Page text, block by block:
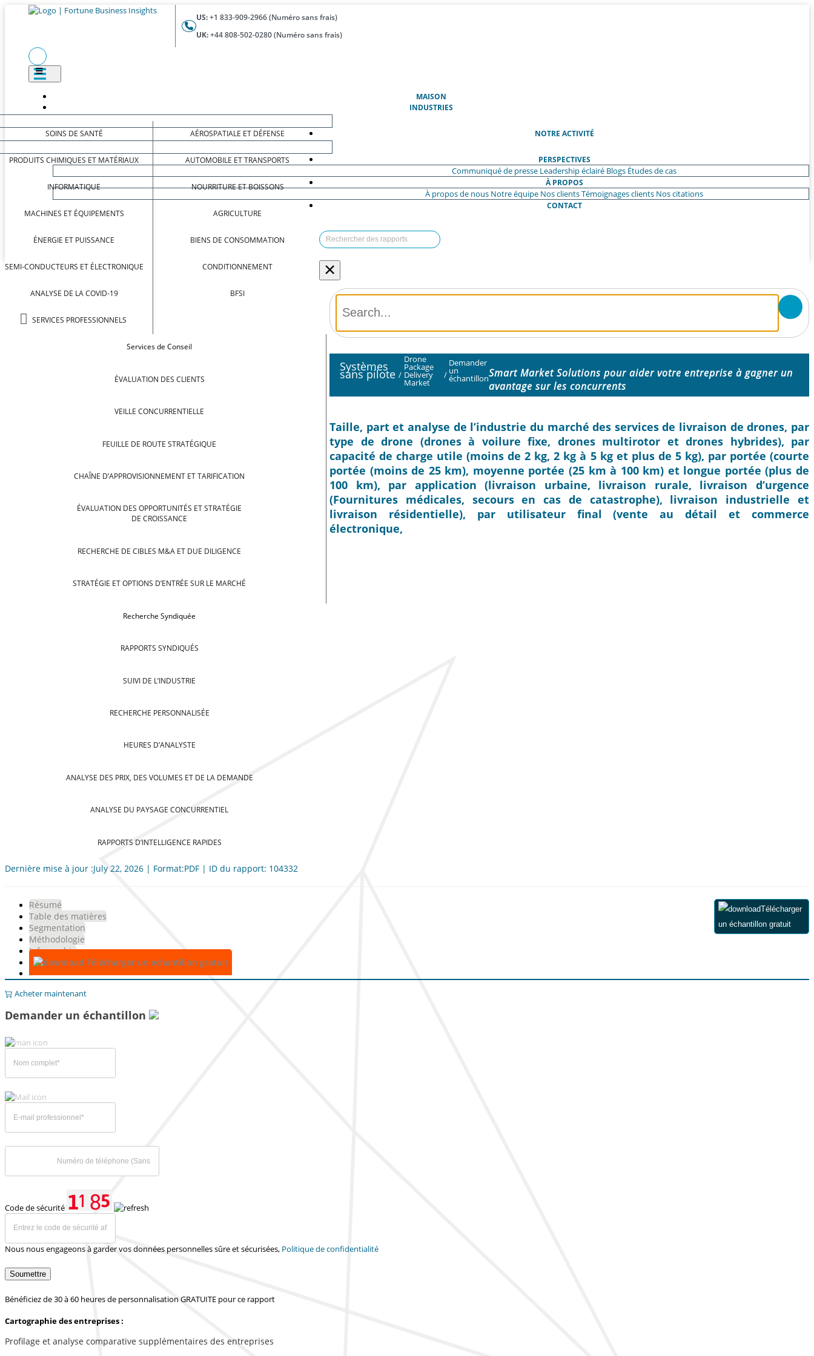
US:+1 833-909-2966 (Numéro sans frais)
UK:+44 808-502-0280 (Numéro sans frais)
MAISON(ACTUEL)
INDUSTRIES
SOINS DE SANTÉ
PRODUITS CHIMIQUES ET MATÉRIAUX
INFORMATIQUE
MACHINES ET ÉQUIPEMENTS
ÉNERGIE ET PUISSANCE
SEMI-CONDUCTEURS ET ÉLECTRONIQUE
ANALYSE DE LA COVID-19
SERVICES PROFESSIONNELS
AÉROSPATIALE ET DÉFENSE
AUTOMOBILE ET TRANSPORTS
NOURRITURE ET BOISSONS
AGRICULTURE
BIENS DE CONSOMMATION
CONDITIONNEMENT
BFSI
NOTRE ACTIVITÉ
Services de Conseil
ÉVALUATION DES CLIENTS
VEILLE CONCURRENTIELLE
FEUILLE DE ROUTE STRATÉGIQUE
CHAÎNE D’APPROVISIONNEMENT ET TARIFICATION
ÉVALUATION DES OPPORTUNITÉS ET STRATÉGIE
DE CROISSANCE
RECHERCHE DE CIBLES M&A ET DUE DILIGENCE
STRATÉGIE ET OPTIONS D’ENTRÉE SUR LE MARCHÉ
Recherche Syndiquée
RAPPORTS SYNDIQUÉS
SUIVI DE L’INDUSTRIE
RECHERCHE PERSONNALISÉE
HEURES D’ANALYSTE
ANALYSE DES PRIX, DES VOLUMES ET DE LA DEMANDE
ANALYSE DU PAYSAGE CONCURRENTIEL
RAPPORTS D’INTELLIGENCE RAPIDES
PERSPECTIVES
Communiqué de presse Leadership éclairé Blogs Études de cas
À PROPOS
À propos de nous Notre équipe Nos clientsTémoignages clients Nos citations
CONTACT
×
Systèmes
sans pilote /
Drone
Package
Delivery
Market
/
Demander
un
échantillonSmart Market Solutions pour aider votre entreprise à gagner un
avantage sur les concurrents
Taille, part et analyse de l’industrie du marché des services de livraison de drones, par
type de drone (drones à voilure fixe, drones multirotor et drones hybrides), par
capacité de charge utile (moins de 2 kg, 2 kg à 5 kg et plus de 5 kg), par portée (courte
portée (moins de 25 km), moyenne portée (25 km à 100 km) et longue portée (plus de
100 km), par application (livraison urbaine, livraison rurale, livraison d’urgence
(Fournitures médicales, secours en cas de catastrophe), livraison industrielle et
livraison résidentielle), par utilisateur final (vente au détail et commerce
électronique,
Dernière mise à jour :July 22, 2026 | Format:PDF | ID du rapport: 104332
Résumé
Table des matières
Segmentation
Méthodologie
Infographie
Télécharger un échantillon gratuit
Télécharger
un échantillon gratuit
Acheter maintenant
Demander un échantillon
Code de sécurité
Nous nous engageons à garder vos données personnelles sûre et sécurisées, Politique de confidentialité
Soumettre
Bénéficiez de 30 à 60 heures de personnalisation GRATUITE pour ce rapport
Cartographie des entreprises :
Profilage et analyse comparative supplémentaires des entreprises